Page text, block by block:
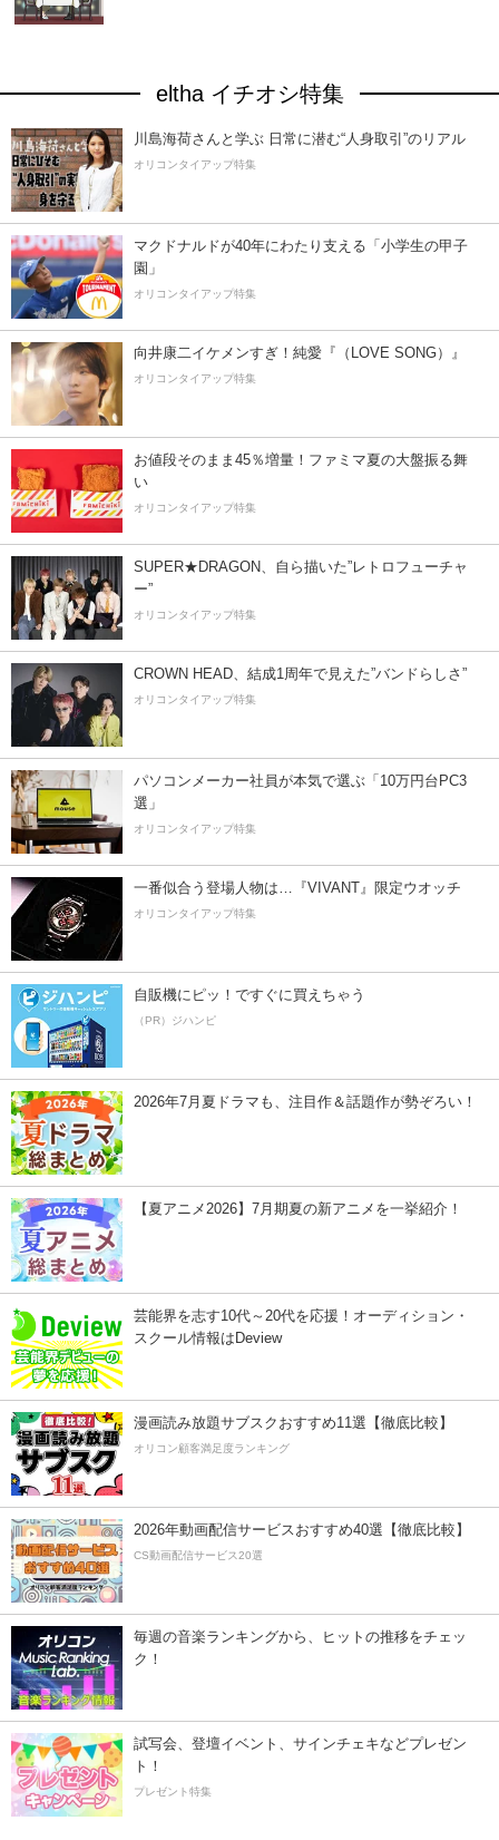
eltha イチオシ特集
川島海荷さんと学ぶ 日常に潜む“人身取引”のリアル
オリコンタイアップ特集
マクドナルドが40年にわたり支える「小学生の甲子
園」
オリコンタイアップ特集
向井康二イケメンすぎ！純愛『（LOVE SONG）』
オリコンタイアップ特集
お値段そのまま45％増量！ファミマ夏の大盤振る舞
い
オリコンタイアップ特集
SUPER★DRAGON、自ら描いた”レトロフューチャ
ー”
オリコンタイアップ特集
CROWN HEAD、結成1周年で見えた”バンドらしさ”
オリコンタイアップ特集
パソコンメーカー社員が本気で選ぶ「10万円台PC3
選」
オリコンタイアップ特集
一番似合う登場人物は…『VIVANT』限定ウオッチ
オリコンタイアップ特集
自販機にピッ！ですぐに買えちゃう
（PR）ジハンピ
2026年7月夏ドラマも、注目作＆話題作が勢ぞろい！
【夏アニメ2026】7月期夏の新アニメを一挙紹介！
芸能界を志す10代～20代を応援！オーディション・
スクール情報はDeview
漫画読み放題サブスクおすすめ11選【徹底比較】
オリコン顧客満足度ランキング
2026年動画配信サービスおすすめ40選【徹底比較】
CS動画配信サービス20選
毎週の音楽ランキングから、ヒットの推移をチェッ
ク！
試写会、登壇イベント、サインチェキなどプレゼン
ト！
プレゼント特集